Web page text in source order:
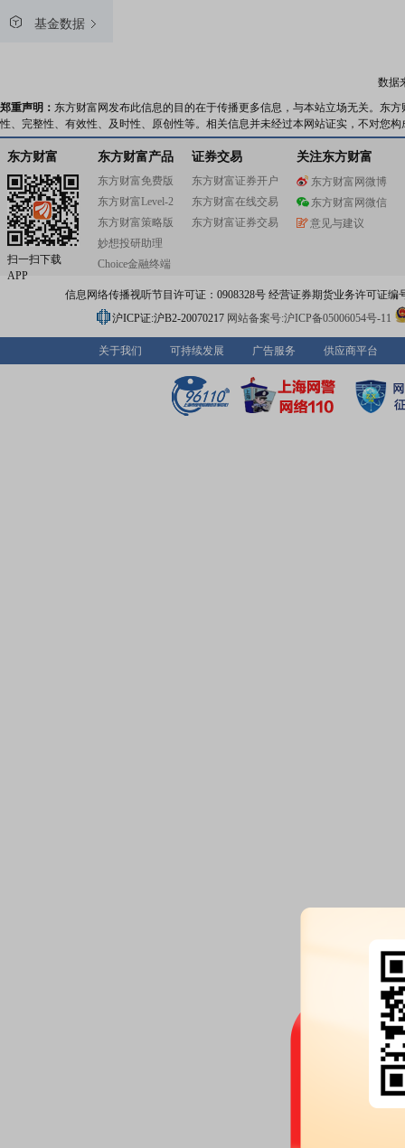
基金数据
数据
郑重声明： 东方财富网发布此信息的目的在于传播更多信息，与本站立场无关。东
性、完整性、有效性、及时性、原创性等。相关信息并未经过本网站证实，不对您
东方财富
扫一扫下载
APP
东方财富产品
东方财富免费版
东方财富Level-2
东方财富策略版
妙想投研助理
Choice金融终端
证券交易
东方财富证券开户
东方财富在线交易
东方财富证券交易
关注东方财富
东方财富网微博
东方财富网微信
意见与建议
信息网络传播视听节目许可证：0908328号 经营证券期货业务许可证编
沪ICP证:沪B2-20070217 网站备案号:沪ICP备05006054号-11
关于我们 可持续发展 广告服务 供应商平台